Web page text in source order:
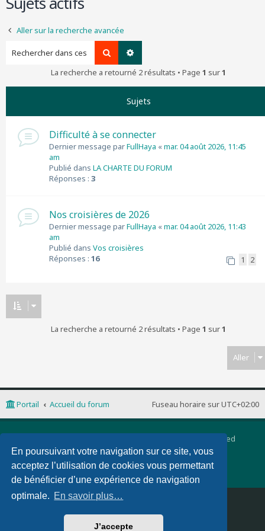
En poursuivant votre navigation sur ce site, vous
acceptez l’utilisation de cookies vous permettant
de bénéficier d’une expérience de navigation
optimale. En savoir plus…
J’accepte
Aller sur la recherche avancée
Rechercher
La recherche a retourné 2 résultats • Page 1 sur1
Sujets
Difficulté à se connecter
Dernier message parFullHaya «mar. 04 août 2026, 11:45
am
Publié dans LA CHARTE DU FORUM
Réponses : 3
Nos croisières de 2026
Dernier message parFullHaya «mar. 04 août 2026, 11:43
am
Publié dans Vos croisières
Réponses : 16 1 2
La recherche a retourné 2 résultats • Page 1 sur1
Aller
Fuseau horaire surUTC+02:00
Portail Accueil du forum
® Forum Software © phpBB Limited
Traduction française officielle©Qiaeru
phpBB 3 Quarto theme by
PixelGoose Studio
Confidentialité|Conditions